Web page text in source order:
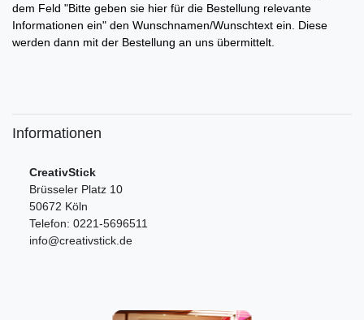
dem Feld "Bitte geben sie hier für die Bestellung relevante
Informationen ein" den Wunschnamen/Wunschtext ein. Diese
werden dann mit der Bestellung an uns übermittelt.
Informationen
CreativStick
Brüsseler Platz 10
50672 Köln
Telefon: 0221-5696511
info@creativstick.de